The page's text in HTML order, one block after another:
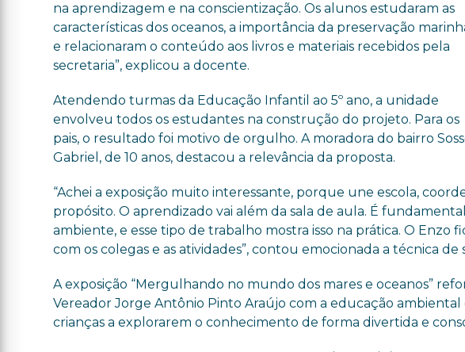
na aprendizagem e na conscientização. Os alunos estudaram as
características dos oceanos, a importância da preservação
e relacionaram o conteúdo aos livros e materiais recebidos pela
secretaria”, explicou a docente.
Atendendo turmas da Educação Infantil ao 5º ano, a unidade
envolveu todos os estudantes na construção do projeto. Para os
pais, o resultado foi motivo de orgulho. A moradora do bairro
Gabriel, de 10 anos, destacou a relevância da proposta.
“Achei a exposição muito interessante, porque une escola,
propósito. O aprendizado vai além da sala de aula. É
ambiente, e esse tipo de trabalho mostra isso na prática. O
com os colegas e as atividades”, contou emocionada a técnica
A exposição “Mergulhando no mundo dos mares e oceanos”
Vereador Jorge Antônio Pinto Araújo com a educação
crianças a explorarem o conhecimento de forma divertida e